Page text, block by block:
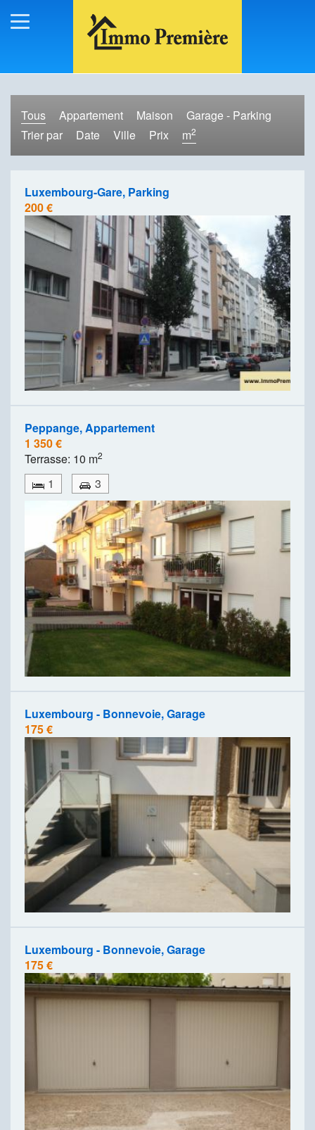
Tous Appartement Maison
Garage - Parking
Trier par
Date Ville Prix m2
Luxembourg-Gare, Parking
200 €
Peppange, Appartement
1 350 €
Terrasse: 10 m2
1 3
Luxembourg - Bonnevoie, Garage
175 €
Luxembourg - Bonnevoie, Garage
175 €